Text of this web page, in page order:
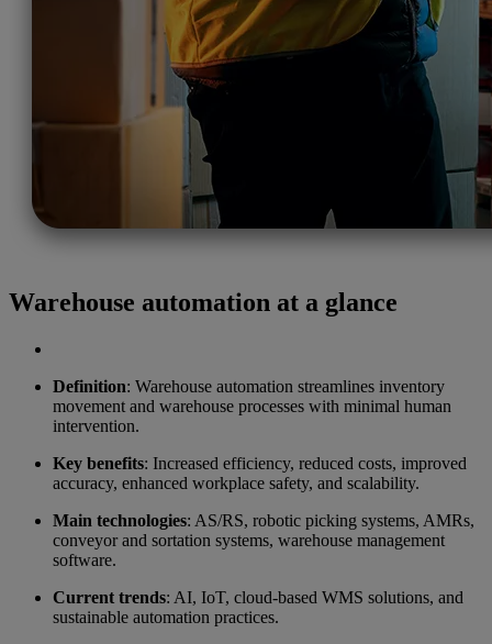
Warehouse automation at a glance
Definition: Warehouse automation streamlines inventory
movement and warehouse processes with minimal human
intervention.
Key benefits: Increased efficiency, reduced costs, improved
accuracy, enhanced workplace safety, and scalability.
Main technologies: AS/RS, robotic picking systems, AMRs,
conveyor and sortation systems, warehouse management
software.
Current trends: AI, IoT, cloud-based WMS solutions, and
sustainable automation practices.